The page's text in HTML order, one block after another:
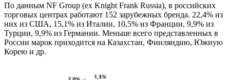
По данным NF Group (ex Knight Frank Russia), в российских
торговых центрах работают 152 зарубежных бренда. 22,4% из
них из США, 15,1% из Италии, 10,5% из Франции, 9,9% из
Турции, 9,9% из Германии. Меньше всего представленных в
России марок приходится на Казахстан, Финляндию, Южную
Корею и др.